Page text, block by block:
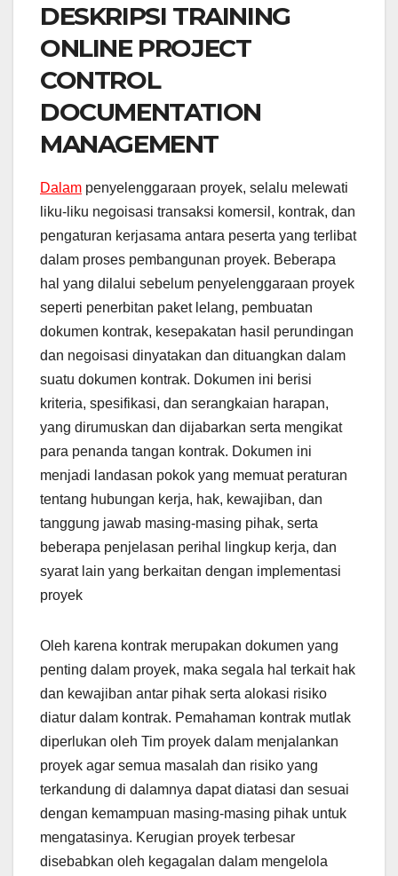
DESKRIPSI TRAINING
ONLINE PROJECT
CONTROL
DOCUMENTATION
MANAGEMENT
Dalam penyelenggaraan proyek, selalu melewati
liku-liku negoisasi transaksi komersil, kontrak, dan
pengaturan kerjasama antara peserta yang terlibat
dalam proses pembangunan proyek. Beberapa
hal yang dilalui sebelum penyelenggaraan proyek
seperti penerbitan paket lelang, pembuatan
dokumen kontrak, kesepakatan hasil perundingan
dan negoisasi dinyatakan dan dituangkan dalam
suatu dokumen kontrak. Dokumen ini berisi
kriteria, spesifikasi, dan serangkaian harapan,
yang dirumuskan dan dijabarkan serta mengikat
para penanda tangan kontrak. Dokumen ini
menjadi landasan pokok yang memuat peraturan
tentang hubungan kerja, hak, kewajiban, dan
tanggung jawab masing-masing pihak, serta
beberapa penjelasan perihal lingkup kerja, dan
syarat lain yang berkaitan dengan implementasi
proyek
Oleh karena kontrak merupakan dokumen yang
penting dalam proyek, maka segala hal terkait hak
dan kewajiban antar pihak serta alokasi risiko
diatur dalam kontrak. Pemahaman kontrak mutlak
diperlukan oleh Tim proyek dalam menjalankan
proyek agar semua masalah dan risiko yang
terkandung di dalamnya dapat diatasi dan sesuai
dengan kemampuan masing-masing pihak untuk
mengatasinya. Kerugian proyek terbesar
disebabkan oleh kegagalan dalam mengelola